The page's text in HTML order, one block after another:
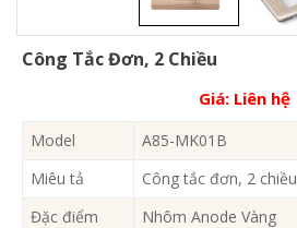
Công Tắc Đơn, 2 Chiều
Giá: Liên hệ
Model
A85-MK01B
Miêu tả
Công tắc đơn, 2 chiều
Đặc điểm
Nhôm Anode Vàng